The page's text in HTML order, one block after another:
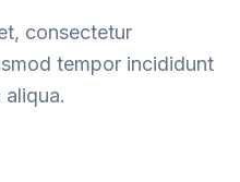
consectetur
tempor incididunt